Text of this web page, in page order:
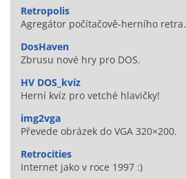
Retropolis
Agregátor počítačově-herního retra.
DosHaven
Zbrusu nové hry pro DOS.
HV DOS_kvíz
Herní kvíz pro vetché hlavičky!
img2vga
Převede obrázek do VGA 320×200.
Retrocities
Internet jako v roce 1997 :)